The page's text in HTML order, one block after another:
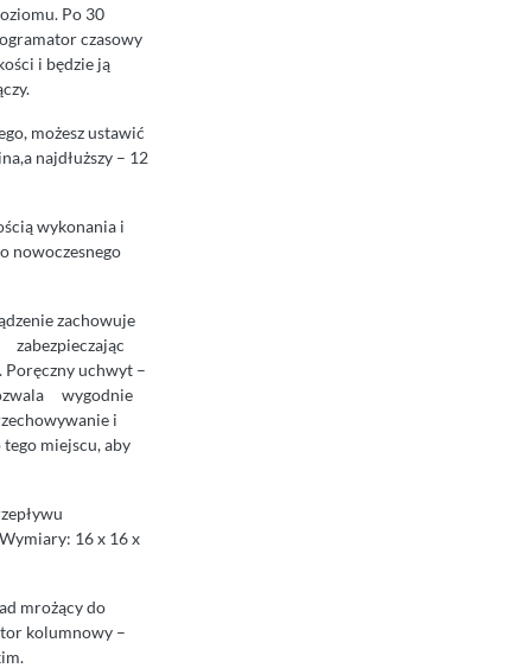
Po 30
czasowy
i będzie ją
możesz ustawić
najdłuższy – 12
wykonania i
nowoczesnego
zachowuje
zabezpieczając
uchwyt –
wygodnie
i
miejscu, aby
16 x 16 x
mrożący do
kolumnowy –